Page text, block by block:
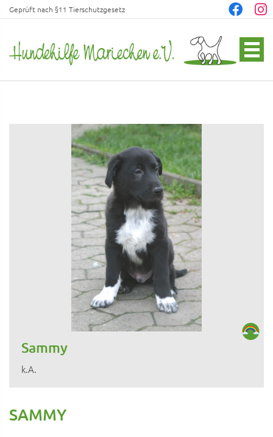
Geprüft nach §11 Tierschutzgesetz
Sammy
k.A.
SAMMY